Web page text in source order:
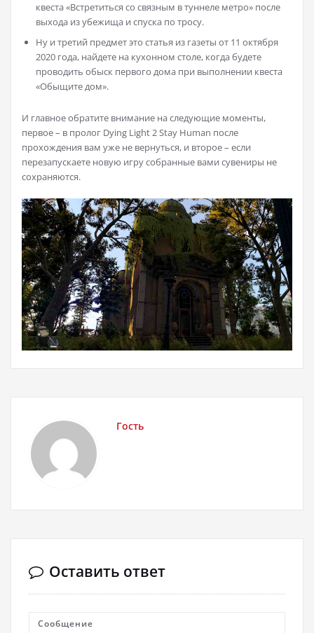
квеста «Встретиться со связным в туннеле метро» после
выхода из убежища и спуска по тросу.
Ну и третий предмет это статья из газеты от 11 октября
2020 года, найдете на кухонном столе, когда будете
проводить обыск первого дома при выполнении квеста
«Обыщите дом».
И главное обратите внимание на следующие моменты,
первое – в пролог Dying Light 2 Stay Human после
прохождения вам уже не вернуться, и второе – если
перезапускаете новую игру собранные вами сувениры не
сохраняются.
Гость
Оставить ответ